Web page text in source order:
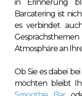
in Erinnerung
Barcatering ist
es verbindet
Atmosphäre an
Ob Sie es dabei
möchten bleibt